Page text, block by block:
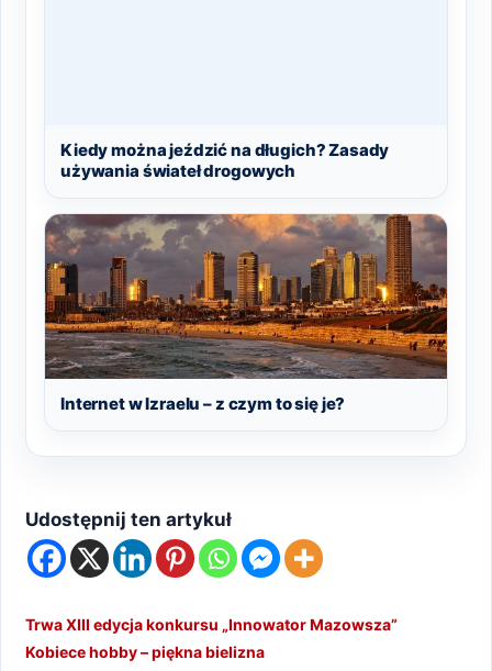
Kiedy można jeździć na długich? Zasady
używania świateł drogowych
Internet w Izraelu – z czym to się je?
Udostępnij ten artykuł
Trwa XIII edycja konkursu „Innowator Mazowsza”
Kobiece hobby – piękna bielizna